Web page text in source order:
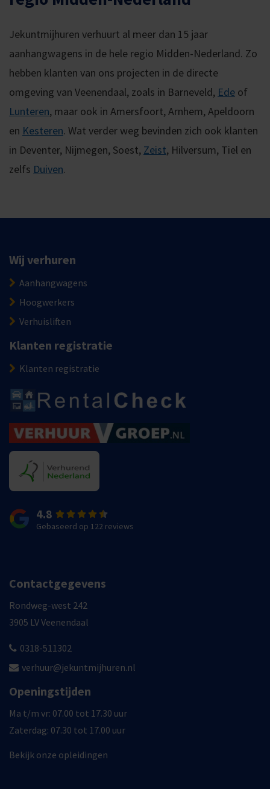
Jekuntmijhuren verhuurt al meer dan 15 jaar
aanhangwagens in de hele regio Midden-Nederland. Zo
hebben klanten van ons projecten in de directe
omgeving van Veenendaal, zoals in Barneveld, Ede of
Lunteren, maar ook in Amersfoort, Arnhem, Apeldoorn
en Kesteren. Wat verder weg bevinden zich ook klanten
in Deventer, Nijmegen, Soest, Zeist, Hilversum, Tiel en
zelfs Duiven.
Wij verhuren
Aanhangwagens
Hoogwerkers
Verhuisliften
Klanten registratie
Klanten registratie
4.8
Gebaseerd op 122 reviews
Contactgegevens
Rondweg-west 242
3905 LV Veenendaal
0318-511302
verhuur@jekuntmijhuren.nl
Openingstijden
Ma t/m vr: 07.00 tot 17.30 uur
Zaterdag: 07.30 tot 17.00 uur
Bekijk onze opleidingen